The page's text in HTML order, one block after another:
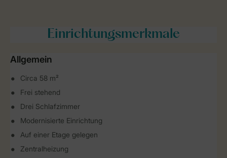
Einrichtungsmerkmale
Allgemein
Circa 58 m²
Frei stehend
Drei Schlafzimmer
Modernisierte Einrichtung
Auf einer Etage gelegen
Zentralheizung